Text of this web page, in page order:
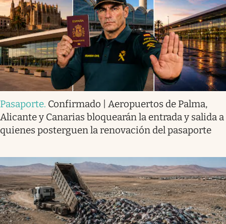
Pasaporte. Confirmado | Aeropuertos de Palma,
Alicante y Canarias bloquearán la entrada y salida a
quienes posterguen la renovación del pasaporte